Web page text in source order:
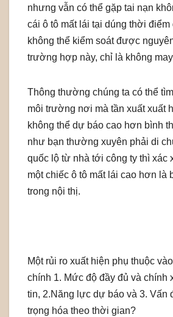
nhưng vẫn có thể gặp tai nạn
cái ô tô mất lái tại dúng thời điểm
không thể kiểm soát được
trường hợp này, chỉ là không
Thông thường chúng ta có thể
môi trường nơi mà tần xuất xuất
không thể dự báo cao hơn bình
như bạn thường xuyên phải di
quốc lộ từ nhà tới công ty thì xác
một chiếc ô tô mất lái cao hơn là
trong nội thị.
Một rủi ro xuất hiện phụ thuộc
chính 1. Mức độ đầy đủ và chính
tin, 2.Năng lực dự báo và 3. Vấn
trọng hóa theo thời gian?